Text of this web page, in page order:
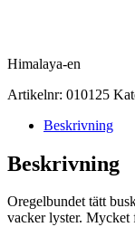
Himalaya-en
Artikelnr: 010125
Beskrivning
Beskrivning
Oregelbundet tätt
vacker lyster. Mycket